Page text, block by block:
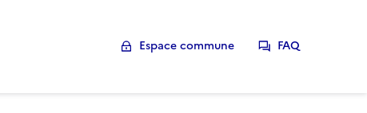
Espace commune FAQ